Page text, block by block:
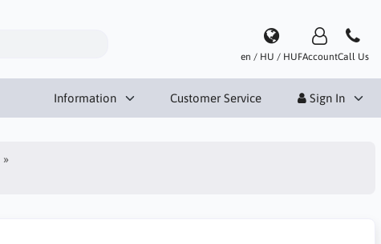
en / HU / HUFAccountCall Us
Information Customer Service Sign In